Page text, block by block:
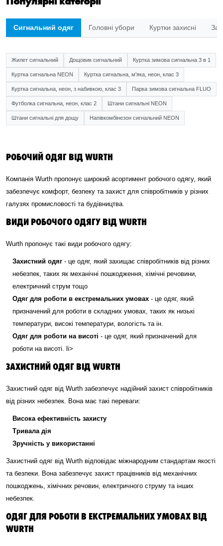
Сигнальний одяг Головні убори Куртки захисні
Жилет сигнальний Дощовик сигнальний Куртка зимова сигнальна 3 в 1
Куртка сигнальна NEON Куртка сигнальна, м'яка, неон, клас 3
Куртка сигнальна, неон, з набивкою, клас 3 Парка зимова сигнальна FLUO
Футболка сигнальна, неон, клас 2 Штани сигнальні NEON
Штани сигнальні для дощу Напівкомбінезон сигнальний NEON
РОБОЧИЙ ОДЯГ ВІД WURTH
Компанія Wurth пропонує широкий асортимент робочого одягу, який
забезпечує комфорт, безпеку та захист для співробітників у різних
галузях промисловості та будівництва.
ВИДИ РОБОЧОГО ОДЯГУ ВІД WURTH
Wurth пропонує такі види робочого одягу:
Захистний одяг - це одяг, який захищає співробітників від різних
небезпек, таких як механічні пошкодження, хімічні речовини,
електричний струм тощо
Одяг для роботи в екстремальних умовах - це одяг, який
призначений для роботи в складних умовах, таких як низькі
температури, високі температури, вологість та ін.
Одяг для роботи на висоті - це одяг, який призначений для
роботи на висоті. li>
ЗАХИСТНИЙ ОДЯГ ВІД WURTH
Захистний одяг від Wurth забезпечує надійний захист співробітників
від різних небезпек. Вона має такі переваги:
Висока ефективність захисту
Тривала дія
Зручність у використанні
Захистний одяг від Wurth відповідає міжнародним стандартам якості
та безпеки. Вона забезпечує захист працівників від механічних
пошкоджень, хімічних речовин, електричного струму та інших
небезпек.
ОДЯГ ДЛЯ РОБОТИ В ЕКСТРЕМАЛЬНИХ УМОВАХ ВІД
WURTH